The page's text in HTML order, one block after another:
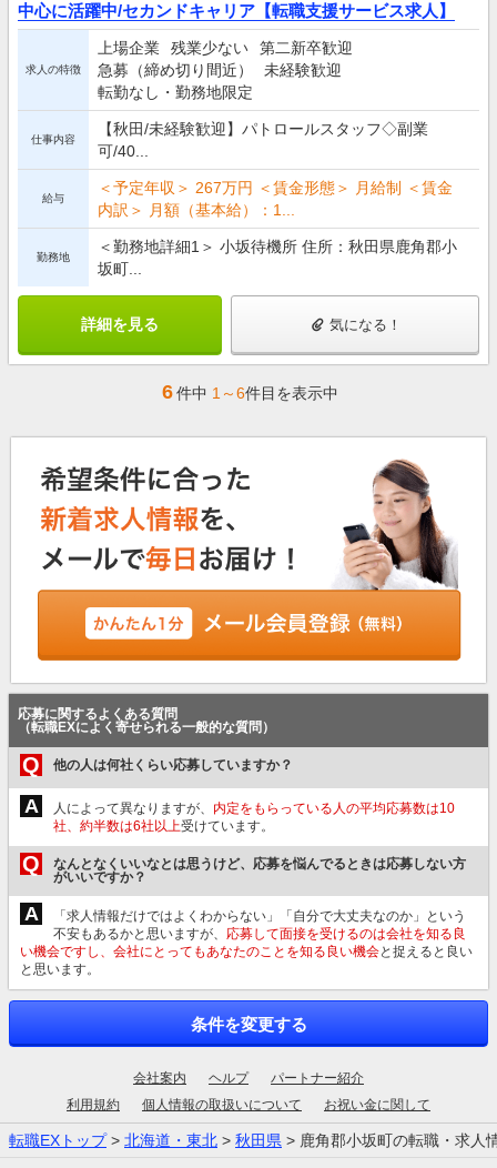
中心に活躍中/セカンドキャリア【転職支援サービス求人】
求人の特徴
上場企業 残業少ない
第二新卒歓迎
急募（締め切り間近）
未経験歓迎
転勤なし・勤務地限定
仕事内容
【秋田/未経験歓迎】パトロールスタッフ◇副業
可/40...
給与
＜予定年収＞ 267万円 ＜賃金形態＞ 月給制 ＜賃金
内訳＞ 月額（基本給）：1...
勤務地
＜勤務地詳細1＞ 小坂待機所 住所：秋田県鹿角郡小
坂町...
詳細を見る 気になる！
6件中 1～6件目を表示中
応募に関するよくある質問
（転職EXによく寄せられる一般的な質問）
Q 他の人は何社くらい応募していますか？
A 人によって異なりますが、 内定をもらっている人の平均応募数は10
社、約半数は6社以上受けています。
Q
なんとなくいいなとは思うけど、応募を悩んでるときは応募しない方
がいいですか？
A
「求人情報だけではよくわからない」「自分で大丈夫なのか」という
不安もあるかと思いますが、 応募して面接を受けるのは会社を知る良
い機会ですし、会社にとってもあなたのことを知る良い機会と捉えると良い
と思います。
条件を変更する
会社案内 ヘルプ
パートナー紹介
利用規約
個人情報の取扱いについて お祝い金に関して
転職EXトップ> 北海道・東北 > 秋田県 > 鹿角郡小坂町の転職・求人